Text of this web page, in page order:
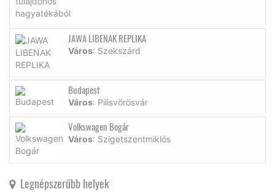
JAWA LIBENAK REPLIKA
Város: Szekszárd
Budapest
Város: Pilisvörösvár
Volkswagen Bogár
Város: Szigetszentmiklós
Legnépszerűbb helyek